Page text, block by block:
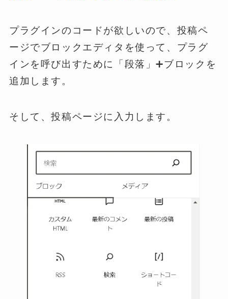
プラグインのコードが欲しいので、投稿ペ
ージでブロックエディタを使って、プラグ
インを呼び出すために「段落」➕ブロックを
追加します。
そして、投稿ページに入力します。